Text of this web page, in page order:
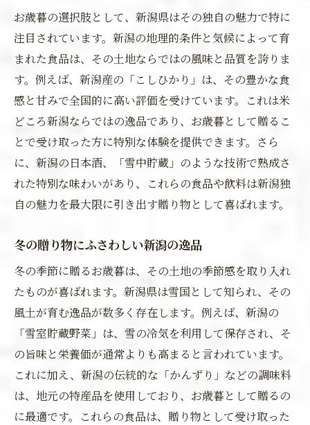
お歳暮の選択肢として、新潟県はその独自の魅力で特に
注目されています。新潟の地理的条件と気候によって育
まれた食品は、その土地ならではの風味と品質を誇りま
す。例えば、新潟産の「こしひかり」は、その豊かな食
感と甘みで全国的に高い評価を受けています。これは米
どころ新潟ならではの逸品であり、お歳暮として贈るこ
とで受け取った方に特別な体験を提供できます。さら
に、新潟の日本酒、「雪中貯蔵」のような技術で熟成さ
れた特別な味わいがあり、これらの食品や飲料は新潟独
自の魅力を最大限に引き出す贈り物として喜ばれます。
冬の贈り物にふさわしい新潟の逸品
冬の季節に贈るお歳暮は、その土地の季節感を取り入れ
たものが喜ばれます。新潟県は雪国として知られ、その
風土が育む逸品が数多く存在します。例えば、新潟の
「雪室貯蔵野菜」は、雪の冷気を利用して保存され、そ
の旨味と栄養価が通常よりも高まると言われています。
これに加え、新潟の伝統的な「かんずり」などの調味料
は、地元の特産品を使用しており、お歳暮として贈るの
に最適です。これらの食品は、贈り物として受け取った